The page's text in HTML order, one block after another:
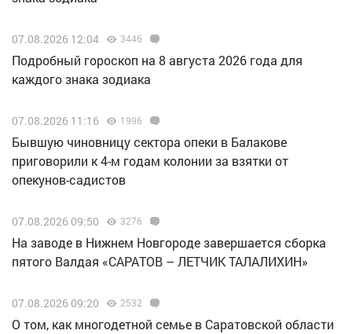
07.08.2026 12:04 3446
Подробный гороскоп на 8 августа 2026 года для
каждого знака зодиака
07.08.2026 11:16 1996
Бывшую чиновницу сектора опеки в Балакове
приговорили к 4-м годам колонии за взятки от
опекунов-садистов
07.08.2026 09:50 3276
Н️а заводе в Нижнем Новгороде завершается сборка
пятого Валдая «САРАТОВ – ЛЕТЧИК ТАЛАЛИХИН»
07.08.2026 09:20 2532
О том, как многодетной семье в Саратовской области